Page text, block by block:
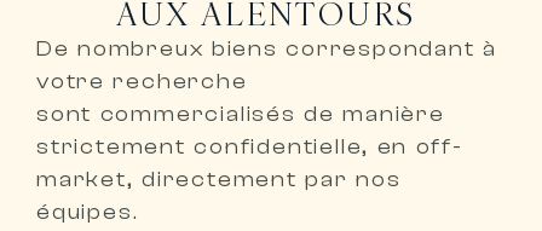
AUX ALENTOURS
De nombreux biens correspondant à
votre recherche
sont commercialisés de manière
strictement confidentielle, en off-
market, directement par nos
équipes.